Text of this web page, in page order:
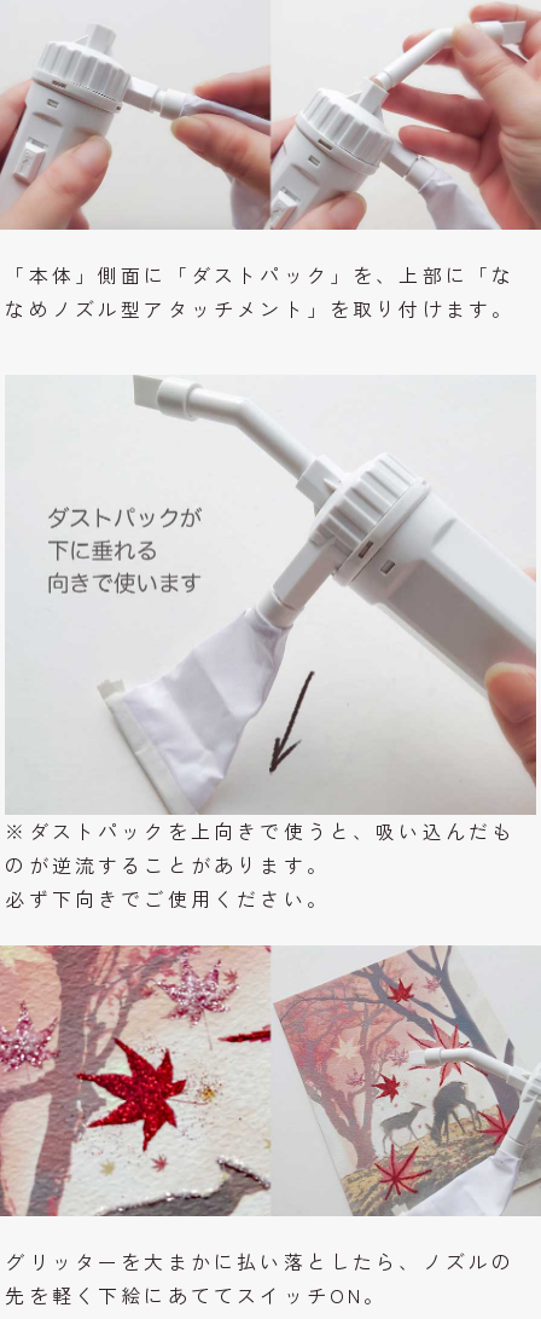
「本体」側面に「ダストパック」を、上部に「な
なめノズル型アタッチメント」を取り付けます。
※ダストパックを上向きで使うと、吸い込んだも
のが逆流することがあります。
必ず下向きでご使用ください。
グリッターを大まかに払い落としたら、ノズルの
先を軽く下絵にあててスイッチON。